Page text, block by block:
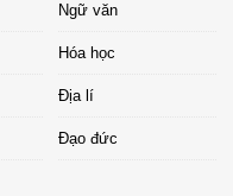
Ngữ văn
Hóa học
Địa lí
Đạo đức